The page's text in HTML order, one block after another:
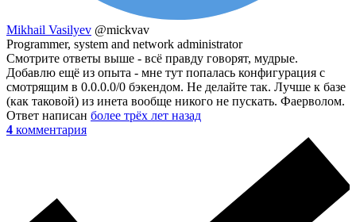
Mikhail Vasilyev @mickvav
Programmer, system and network administrator
Смотрите ответы выше - всё правду говорят, мудрые.
Добавлю ещё из опыта - мне тут попалась конфигурация с
смотрящим в 0.0.0.0/0 бэкендом. Не делайте так. Лучше к базе
(как таковой) из инета вообще никого не пускать. Фаерволом.
Ответ написан более трёх лет назад
4 комментария